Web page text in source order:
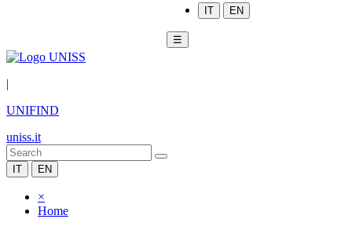
IT EN
☰
|
UNIFIND
uniss.it
IT EN
×
Home